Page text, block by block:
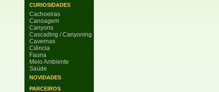
CURIOSIDADES
Cachoeiras
Canoagem
Canyons
Cascading / Canyoning
Cavernas
Ciência
Fauna
Meio Ambiente
Saúde
NOVIDADES
PARCEIROS